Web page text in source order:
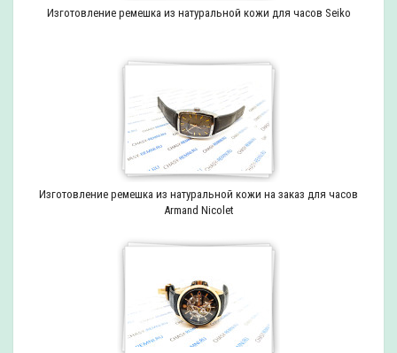
Изготовление ремешка из натуральной кожи для часов Seiko
Изготовление ремешка из натуральной кожи на заказ для часов
Armand Nicolet